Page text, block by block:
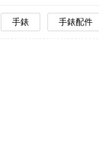
手錶 手錶配件